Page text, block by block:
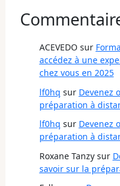
ACEVEDO sur
accédez à une
chez vous en 2025
lf0hq sur Devenez
préparation à
lf0hq sur Devenez
préparation à
Roxane Tanzysur
savoir sur la